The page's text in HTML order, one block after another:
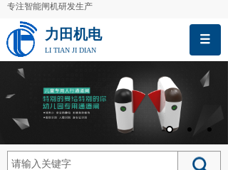
专注智能闸机研发生产
力田机电
LI TIAN JI DIAN